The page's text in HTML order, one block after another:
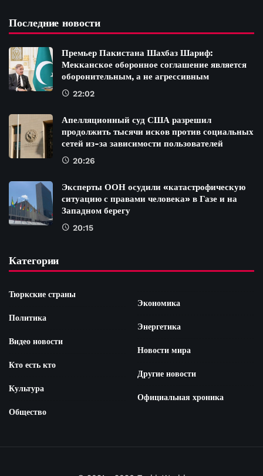
Последние новости
Премьер Пакистана Шахбаз Шариф:
Мекканское оборонное соглашение является
оборонительным, а не агрессивным
22:02
Апелляционный суд США разрешил
продолжить тысячи исков против социальных
сетей из-за зависимости пользователей
20:26
Эксперты ООН осудили «катастрофическую
ситуацию с правами человека» в Газе и на
Западном берегу
20:15
Категории
Тюркские страны
Политика
Видео новости
Кто есть кто
Культура
Общество
Экономика
Энергетика
Новости мира
Другие новости
Официальная хроника